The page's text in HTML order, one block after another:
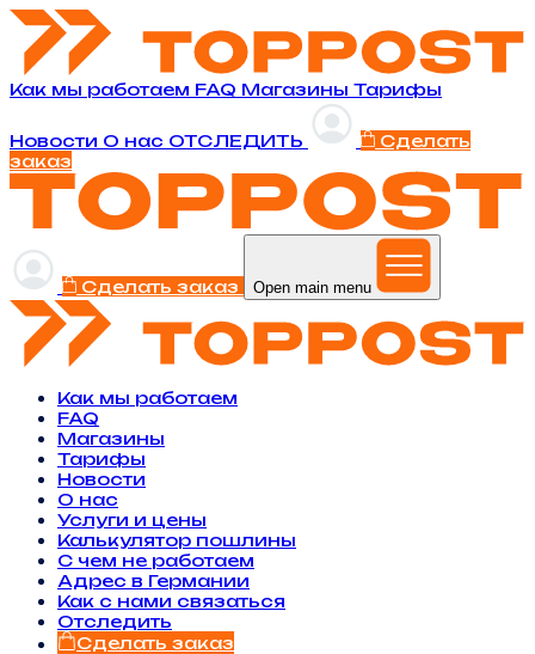
Как мы работаем FAQ Магазины Тарифы
Новости O нас ОТСЛЕДИТЬ
Сделать
заказ
Сделать заказ Open main menu
Как мы работаем
FAQ
Магазины
Тарифы
Новости
O нас
Услуги и цены
Калькулятор пошлины
С чем не работаем
Адрес в Германии
Как с нами связаться
Отследить
Сделать заказ